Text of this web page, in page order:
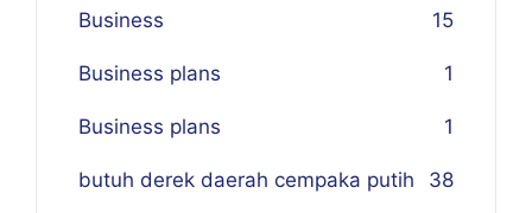
5
Business 1
Business plans 1
Business plans 1
butuh derek daerah cempaka putih 38